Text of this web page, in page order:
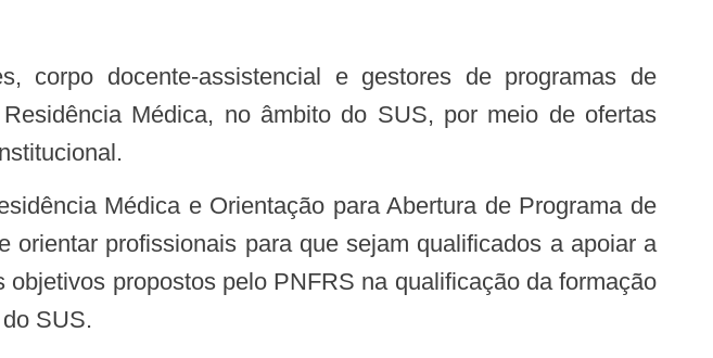
Médica, no âmbito do SUS, por meio de ofertas
profissionais para que sejam qualificados a apoiar a
propostos pelo PNFRS na qualificação da formação
SUS.